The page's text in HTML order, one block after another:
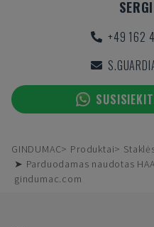
+49 162
GINDUMAC Produktai
➤ Parduodamas naudotas
gindumac.com